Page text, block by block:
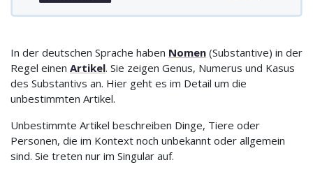
In der deutschen Sprache haben Nomen (Substantive) in der
Regel einen Artikel. Sie zeigen Genus, Numerus und Kasus
des Substantivs an. Hier geht es im Detail um die
unbestimmten Artikel.
Unbestimmte Artikel beschreiben Dinge, Tiere oder
Personen, die im Kontext noch unbekannt oder allgemein
sind. Sie treten nur im Singular auf.